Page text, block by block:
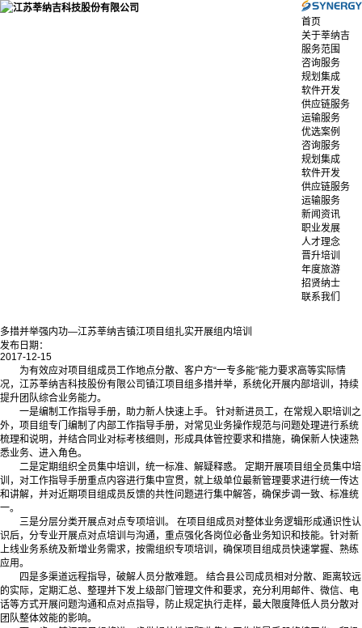
首页
关于莘纳吉
服务范围
咨询服务
规划集成
软件开发
供应链服务
运输服务
优选案例
咨询服务
规划集成
软件开发
供应链服务
运输服务
新闻资讯
职业发展
人才理念
晋升培训
年度旅游
招贤纳士
联系我们
多措并举强内功—江苏莘纳吉镇江项目组扎实开展组内培训
发布日期：
2017-12-15
为有效应对项目组成员工作地点分散、客户方“一专多能”能力要求高等实际情
况，江苏莘纳吉科技股份有限公司镇江项目组多措并举，系统化开展内部培训，持续
提升团队综合业务能力。
一是编制工作指导手册，助力新人快速上手。 针对新进员工，在常规入职培训之
外，项目组专门编制了内部工作指导手册，对常见业务操作规范与问题处理进行系统
梳理和说明，并结合同业对标考核细则，形成具体管控要求和措施，确保新人快速熟
悉业务、进入角色。
二是定期组织全员集中培训，统一标准、解疑释惑。 定期开展项目组全员集中培
训，对工作指导手册重点内容进行集中宣贯，就上级单位最新管理要求进行统一传达
和讲解，并对近期项目组成员反馈的共性问题进行集中解答，确保步调一致、标准统
一。
三是分层分类开展点对点专项培训。 在项目组成员对整体业务逻辑形成通识性认
识后，分专业开展点对点培训与沟通，重点强化各岗位必备业务知识和技能。针对新
上线业务系统及新增业务需求，按需组织专项培训，确保项目组成员快速掌握、熟练
应用。
四是多渠道远程指导，破解人员分散难题。 结合县公司成员相对分散、距离较远
的实际，定期汇总、整理并下发上级部门管理文件和要求，充分利用邮件、微信、电
话等方式开展问题沟通和点对点指导，防止规定执行走样，最大限度降低人员分散对
团队整体效能的影响。